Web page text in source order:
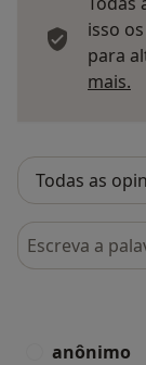
isso
para
mais.
Pesquisar em
anônimo